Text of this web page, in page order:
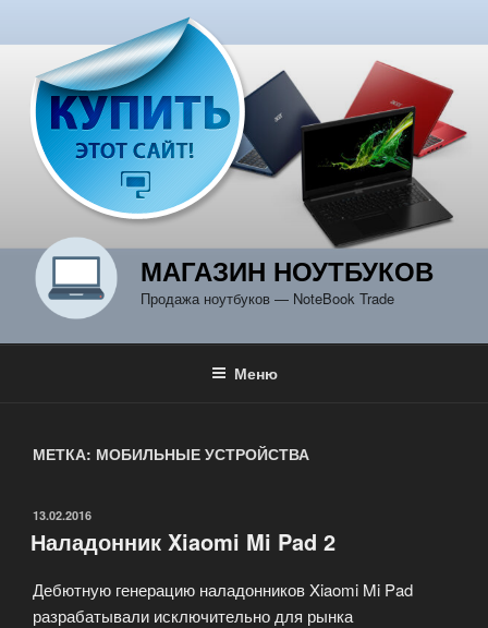
содержимому
МАГАЗИН НОУТБУКОВ
Продажа ноутбуков — NoteBook Trade
Меню
МЕТКА: МОБИЛЬНЫЕ УСТРОЙСТВА
ОПУБЛИКОВАНО
13.02.2016
Наладонник Xiaomi Mi Pad 2
Дебютную генерацию наладонников Xiaomi Mi Pad
разрабатывали исключительно для рынка